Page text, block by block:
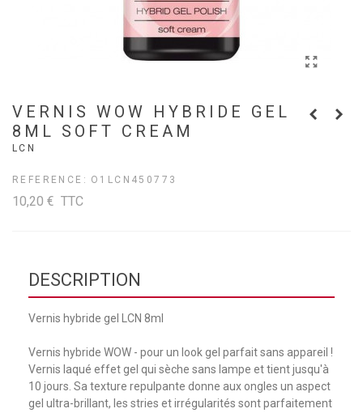
VERNIS WOW HYBRIDE GEL
8ML SOFT CREAM
LCN
REFERENCE: O1LCN450773
10,20 € TTC
DESCRIPTION
Vernis hybride gel LCN 8ml
Vernis hybride WOW - pour un look gel parfait sans appareil !
Vernis laqué effet gel qui sèche sans lampe et tient jusqu'à
10 jours. Sa texture repulpante donne aux ongles un aspect
gel ultra-brillant, les stries et irrégularités sont parfaitement